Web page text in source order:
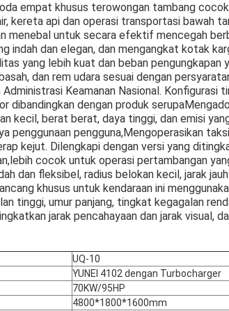
empat khusus terowongan tambang
kereta api dan operasi transportasi bawah
menebal untuk secara efektif mencegah
indah dan elegan, dan mengangkat kotak
yang lebih kuat dan beban pengungkapan
dan rem udara sesuai dengan
Administrasi Keamanan Nasional. Konfigurasi
dibandingkan dengan produk
kecil, berat berat, daya tinggi, dan emisi
penggunaan pengguna,Mengoperasikan
kejut. Dilengkapi dengan versi yang
cocok untuk operasi pertambangan
dan fleksibel, radius belokan kecil, jarak
khusus untuk kendaraan ini
tinggi, umur panjang, tingkat kegagalan
jarak pencahayaan dan jarak visual,
UQ-10
YUNEI 4102 dengan Turbocharger
70KW/95HP
4800*1800*1600mm